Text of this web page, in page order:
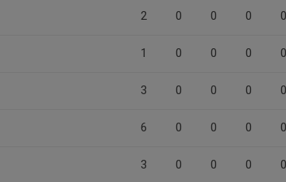
2 0 0 0 0
1 0 0 0 0
3 0 0 0 0
6 0 0 0 0
3 0 0 0 0